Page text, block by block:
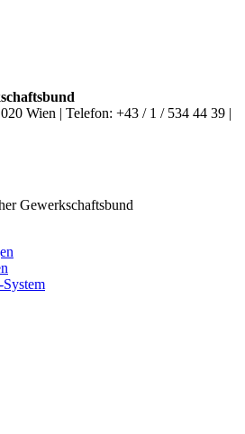
Wien | Telefon: +43 / 1 / 534 44 39 |
Gewerkschaftsbund